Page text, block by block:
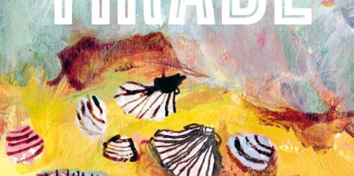
Stephan Enter
Pastorale
€23,99